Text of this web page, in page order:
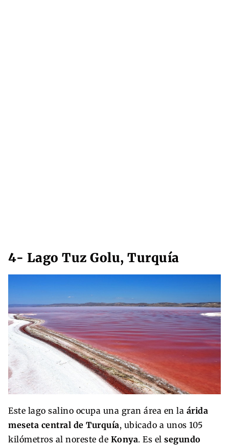
4- Lago Tuz Golu, Turquía
Este lago salino ocupa una gran área en la árida
meseta central de Turquía, ubicado a unos 105
kilómetros al noreste de Konya. Es el segundo